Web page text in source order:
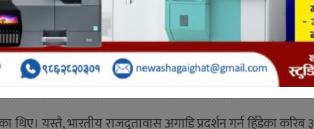
पनि प्रहरीले पक्राउ गरेको हो। पक्राउ पर्नेहरूलाई
थिए। यस्तै, भारतीय राजदूतावास अगाडि प्रदर्शन गर्न हिँडेका करिब